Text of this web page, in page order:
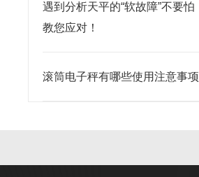
遇到分析天平的“软故障”不要怕
教您应对！
滚筒电子秤有哪些使用注意事项